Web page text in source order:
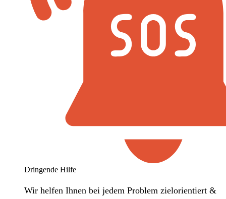
Dringende Hilfe
Wir helfen Ihnen bei jedem Problem zielorientiert &